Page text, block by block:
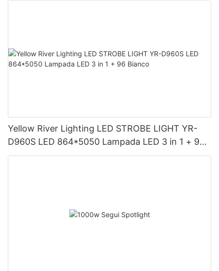
Yellow River Lighting LED STROBE LIGHT YR-
D960S LED 864*5050 Lampada LED 3 in 1 + 96
Bianco